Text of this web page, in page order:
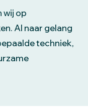
wij op
Al naar gelang
techniek,